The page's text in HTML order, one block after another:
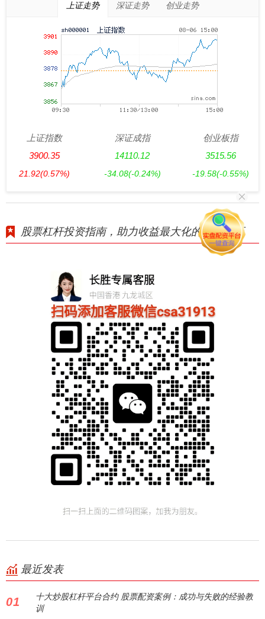
上证走势 深证走势 创业走势
上证指数
3900.35
21.92(0.57%)
深证成指
14110.12
-34.08(-0.24%)
创业板指
3515.56
-19.58(-0.55%)
股票杠杆投资指南，助力收益最大化的实用技巧
最近发表
01
十大炒股杠杆平台合约 股票配资案例：成功与失败的经验教
训